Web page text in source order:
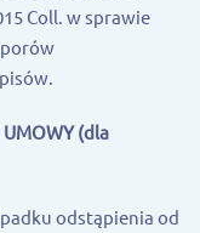
Coll. w sprawie
UMOWY (dla
odstąpienia od